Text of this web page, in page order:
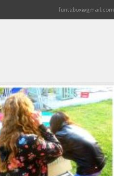
funtabox@gmail.com